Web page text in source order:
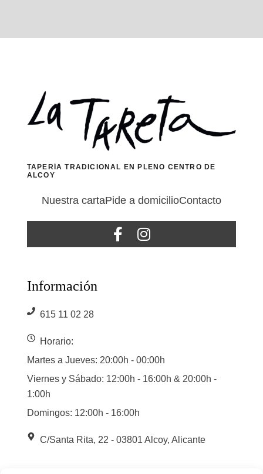
TAPERÍA TRADICIONAL EN PLENO CENTRO DE
ALCOY
Nuestra cartaPide a domicilioContacto
Información
615 11 02 28
Horario:
Martes a Jueves: 20:00h - 00:00h
Viernes y Sábado: 12:00h - 16:00h & 20:00h -
1:00h
Domingos: 12:00h - 16:00h
C/Santa Rita, 22 - 03801 Alcoy, Alicante